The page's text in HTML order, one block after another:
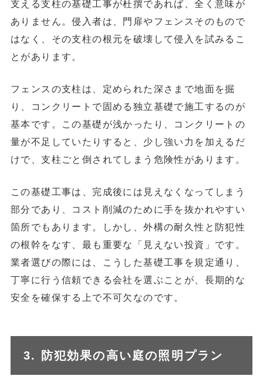
支える支柱の基礎工事が杜撰であれば、全く意味が
ありません。侵入者は、門扉やフェンスそのもので
はなく、その支柱の根元を破壊して侵入を試みるこ
とがあります。
フェンスの支柱は、定められた深さまで地面を掘
り、コンクリートで固める独立基礎で施工するのが
基本です。この基礎が浅かったり、コンクリートの
量が不足していたりすると、少し強い力を加えるだ
けで、支柱ごと倒されてしまう危険性があります。
この基礎工事は、完成後には見えなくなってしまう
部分であり、コスト削減のために手を抜かれやすい
箇所でもあります。しかし、外構の耐久性と防犯性
の根幹をなす、最も重要な「見えない投資」です。
業者選びの際には、こうした基礎工事を規定通り、
丁寧に行う信頼できる会社を選ぶことが、長期的な
安全を確保する上で不可欠なのです。
3. 防犯効果の高い庭の照明プラン